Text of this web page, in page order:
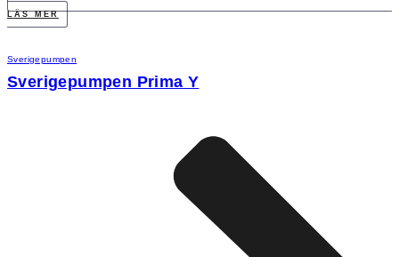
LÄS MER
Sverigepumpen
Sverigepumpen Prima Y